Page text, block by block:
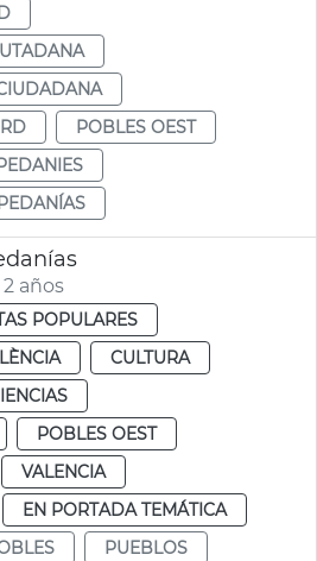
POBLES OEST
años
POPULARES
CULTURA
POBLES OEST
VALENCIA
EN PORTADA TEMÁTICA
PUEBLOS